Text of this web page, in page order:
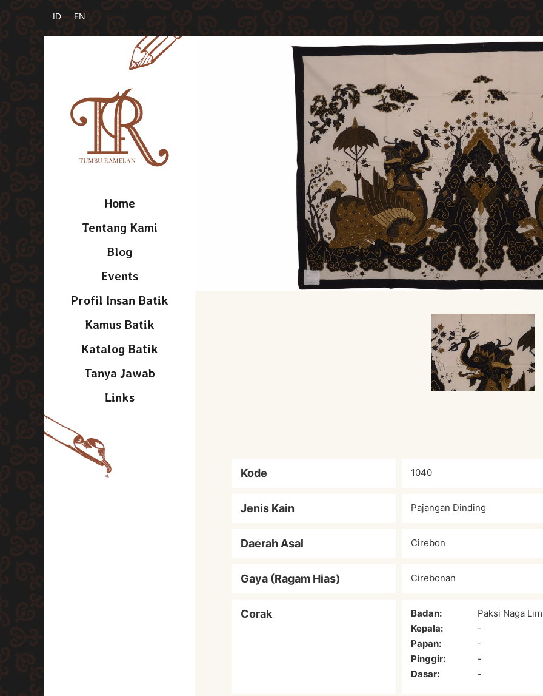
Home
Tentang Kami
Blog
Events
Profil Insan Batik
Kamus Batik
Katalog Batik
Tanya Jawab
Links
Kode 1040
Jenis Kain Pajangan Dinding
Daerah Asal Cirebon
Gaya (Ragam Hias) Cirebonan
Corak Badan:
Paksi Naga
Kepala:
-
Papan:
-
Pinggir:
-
Dasar:
-